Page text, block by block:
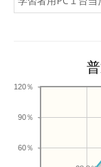
60％
90％
120％